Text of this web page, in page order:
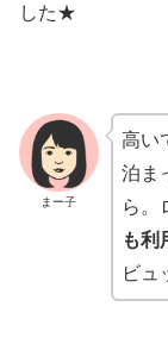
した★
まー子
高い
泊ま
ら。
も利
ビュ